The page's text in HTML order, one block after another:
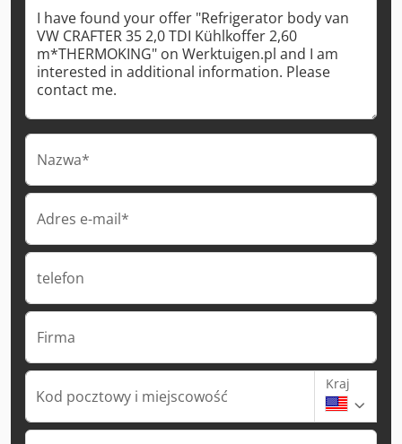
Nazwa*
Adres e-mail*
telefon
Firma
Kod pocztowy i miejscowość
Kraj